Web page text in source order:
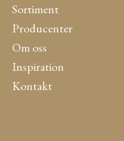
Sortiment
Producenter
Om oss
Inspiration
Kontakt